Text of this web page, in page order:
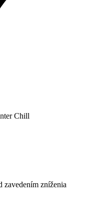
Chill
zavedením zníženia